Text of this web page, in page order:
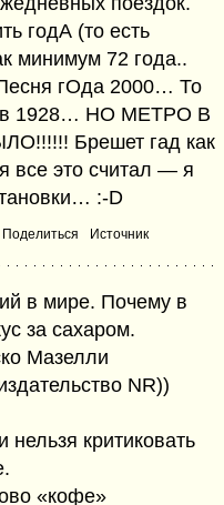
годА (то есть
минимум 72 года..
гОда 2000… То
в 1928… НО МЕТРО В
Брешет гад как
все это считал — я
:-D
Поделиться Источник
в мире. Почему в
за сахаром.
Мазелли
NR))
критиковать
«кофе»